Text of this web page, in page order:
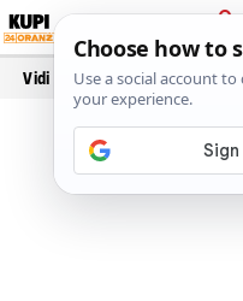
PRIJAVA
Vidi još…